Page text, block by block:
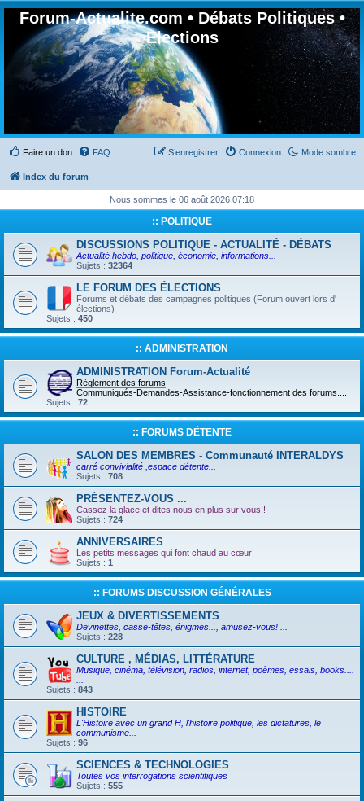
Forum-Actualite.com • Débats Politiques •
Elections
Faire un don Mode sombre
FAQ Connexion
S’enregistrer
Index du forum
Nous sommes le 06 août 2026 07:18
:: POLITIQUE
DISCUSSIONS POLITIQUE - ACTUALITÉ - DÉBATS
Actualité hebdo, politique, économie, informations...
Sujets : 32364
LE FORUM DES ÉLECTIONS
Forums et débats des campagnes politiques (Forum ouvert lors d'
élections)
Sujets : 450
:: ADMINISTRATION
ADMINISTRATION Forum-Actualité
Règlement des forums
Communiqués-Demandes-Assistance-fonctionnement des forums....
Sujets : 72
:: FORUMS DÉTENTE
SALON DES MEMBRES - Communauté INTERALDYS
carré convivialité ,espace détente
Sujets : 708
PRÉSENTEZ-VOUS ...
Cassez la glace et dites nous en plus sur vous!!
Sujets : 724
ANNIVERSAIRES
Les petits messages qui font chaud au cœur!
Sujets : 1
:: FORUMS DISCUSSION GÉNÉRALES
JEUX & DIVERTISSEMENTS
Devinettes, casse-têtes, énigmes..., amusez-vous! ...
Sujets : 228
CULTURE , MÉDIAS, LITTÉRATURE
Musique, cinéma, télévision, radios, internet, poèmes, essais, books....
Sujets : 843
HISTOIRE
L'Histoire avec un grand H, l'histoire politique, les dictatures, le
communisme...
Sujets : 96
SCIENCES & TECHNOLOGIES
Toutes vos interrogations scientifiques
Sujets : 555